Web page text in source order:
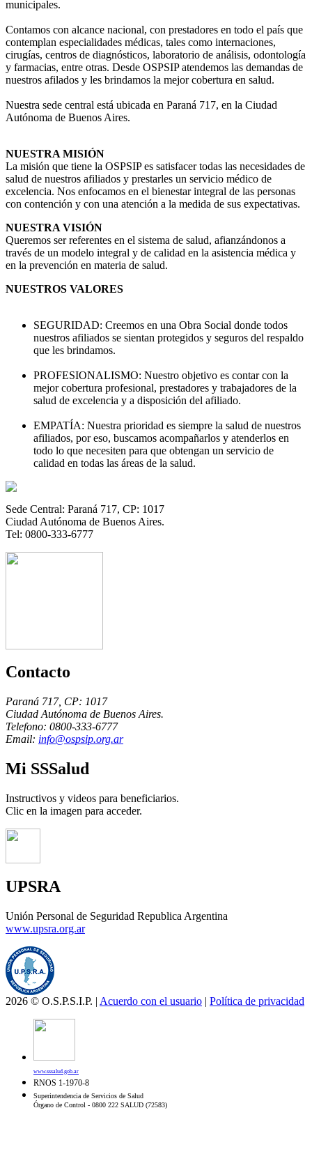
municipales.
Contamos con alcance nacional, con prestadores en todo el país que
contemplan especialidades médicas, tales como internaciones,
cirugías, centros de diagnósticos, laboratorio de análisis, odontología
y farmacias, entre otras. Desde OSPSIP atendemos las demandas de
nuestros afilados y les brindamos la mejor cobertura en salud.
Nuestra sede central está ubicada en Paraná 717, en la Ciudad
Autónoma de Buenos Aires.
NUESTRA MISIÓN
La misión que tiene la OSPSIP es satisfacer todas las necesidades de
salud de nuestros afiliados y prestarles un servicio médico de
excelencia. Nos enfocamos en el bienestar integral de las personas
con contención y con una atención a la medida de sus expectativas.
NUESTRA VISIÓN
Queremos ser referentes en el sistema de salud, afianzándonos a
través de un modelo integral y de calidad en la asistencia médica y
en la prevención en materia de salud.
NUESTROS VALORES
SEGURIDAD: Creemos en una Obra Social donde todos
nuestros afiliados se sientan protegidos y seguros del respaldo
que les brindamos.
PROFESIONALISMO: Nuestro objetivo es contar con la
mejor cobertura profesional, prestadores y trabajadores de la
salud de excelencia y a disposición del afiliado.
EMPATÍA: Nuestra prioridad es siempre la salud de nuestros
afiliados, por eso, buscamos acompañarlos y atenderlos en
todo lo que necesiten para que obtengan un servicio de
calidad en todas las áreas de la salud.
Sede Central: Paraná 717, CP: 1017
Ciudad Autónoma de Buenos Aires.
Tel: 0800-333-6777
Contacto
Paraná 717, CP: 1017
Ciudad Autónoma de Buenos Aires.
Telefono: 0800-333-6777
Email: info@ospsip.org.ar
Mi SSSalud
Instructivos y videos para beneficiarios.
Clic en la imagen para acceder.
UPSRA
Unión Personal de Seguridad Republica Argentina
www.upsra.org.ar
2026 © O.S.P.S.I.P. | Acuerdo con el usuario | Política de privacidad
www.sssalud.gob.ar
RNOS 1-1970-8
Superintendencia de Servicios de Salud
Órgano de Control - 0800 222 SALUD (72583)